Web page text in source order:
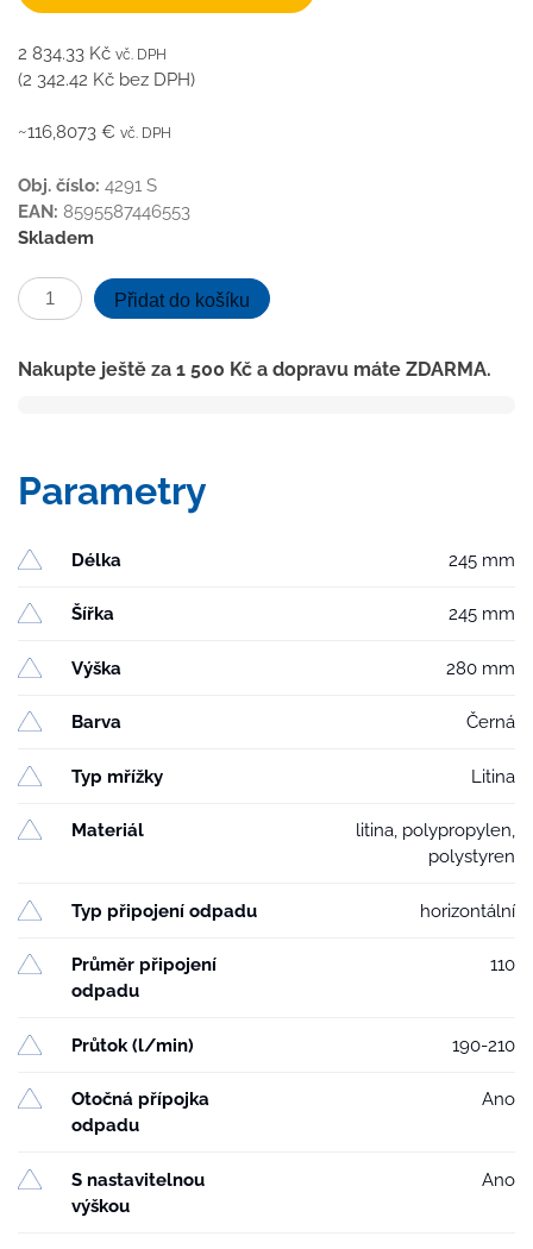
2 834.33 Kč vč. DPH
(2 342.42 Kč bez DPH)
~116,8073 € vč. DPH
Obj. číslo: 4291 S
EAN: 8595587446553
Skladem
Kanalizační
vpusť
D110-
límec,
mřížka
SPACE
množství
Přidat do košíku
Nakupte ještě za 1 500 Kč a dopravu máte ZDARMA.
Parametry
Délka 245 mm
Šířka 245 mm
Výška 280 mm
Barva Černá
Typ mřížky Litina
Materiál
litina, polypropylen,
polystyren
Typ připojení odpadu horizontální
Průměr připojení
odpadu
110
Průtok (l/min) 190-210
Otočná přípojka
odpadu
Ano
S nastavitelnou
výškou
Ano